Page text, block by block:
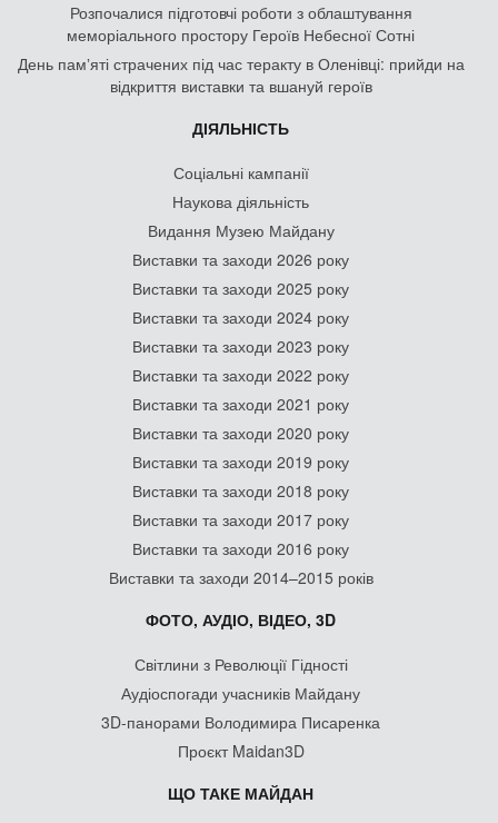
Розпочалися підготовчі роботи з облаштування
меморіального простору Героїв Небесної Сотні
День памʼяті страчених під час теракту в Оленівці: прийди на
відкриття виставки та вшануй героїв
ДІЯЛЬНІСТЬ
Соціальні кампанії
Наукова діяльність
Видання Музею Майдану
Виставки та заходи 2026 року
Виставки та заходи 2025 року
Виставки та заходи 2024 року
Виставки та заходи 2023 року
Виставки та заходи 2022 року
Виставки та заходи 2021 року
Виставки та заходи 2020 року
Виставки та заходи 2019 року
Виставки та заходи 2018 року
Виставки та заходи 2017 року
Виставки та заходи 2016 року
Виставки та заходи 2014–2015 років
ФОТО, АУДІО, ВІДЕО, 3D
Світлини з Революції Гідності
Аудіоспогади учасників Майдану
3D-панорами Володимира Писаренка
Проєкт Maidan3D
ЩО ТАКЕ МАЙДАН